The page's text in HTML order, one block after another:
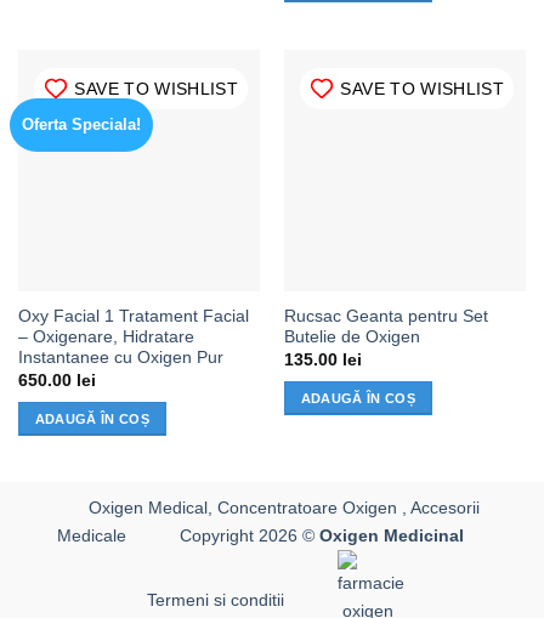
SAVE TO WISHLIST
Oferta Speciala!
Oxy Facial 1 Tratament Facial
– Oxigenare, Hidratare
Instantanee cu Oxigen Pur
650.00 lei
ADAUGĂ ÎN COȘ
SAVE TO WISHLIST
Rucsac Geanta pentru Set
Butelie de Oxigen
135.00 lei
ADAUGĂ ÎN COȘ
Oxigen Medical, Concentratoare Oxigen , Accesorii
Medicale
Copyright 2026 © Oxigen Medicinal
Termeni si conditii